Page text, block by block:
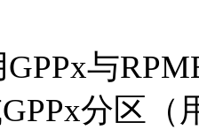
与
分区